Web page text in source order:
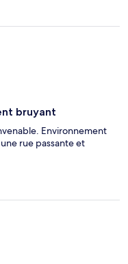
bruyant
Environnement
rue passante et